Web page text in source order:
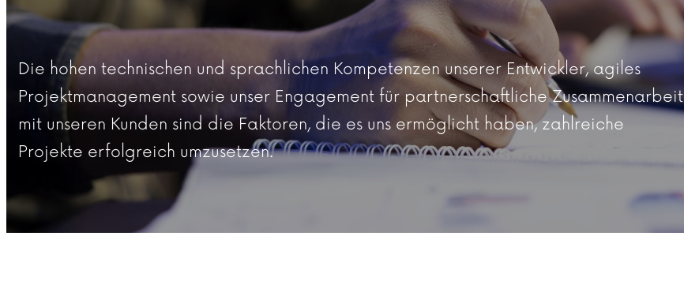
Die hohen technischen und sprachlichen Kompetenzen unserer Entwickler, agiles
Projektmanagement sowie unser Engagement für partnerschaftliche Zusammenarbeit
mit unseren Kunden sind die Faktoren, die es uns ermöglicht haben, zahlreiche
Projekte erfolgreich umzusetzen.